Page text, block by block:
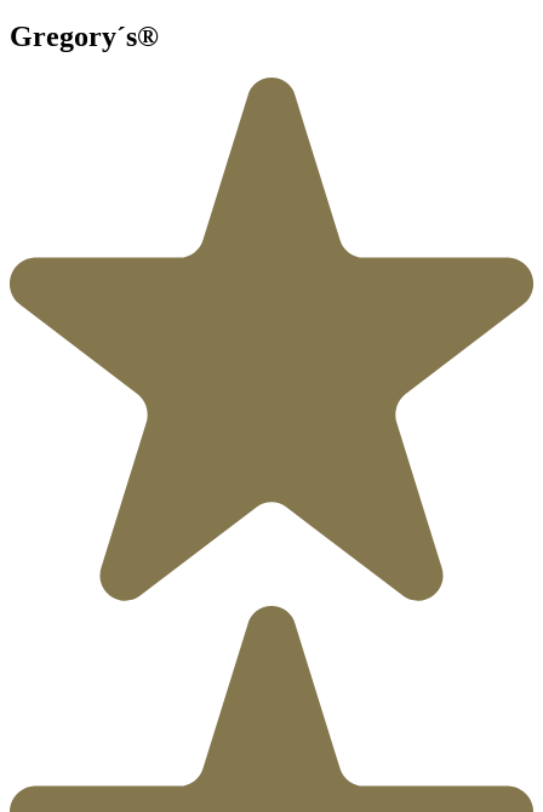
Gregory´s®